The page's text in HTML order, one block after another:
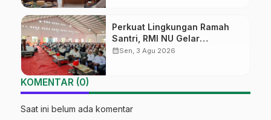
Perkuat Lingkungan Ramah
Santri, RMI NU Gelar
‘Sambang Pesantren’ di Pati
calendar_monthSen, 3 Agu 2026
KOMENTAR (0)
Saat ini belum ada komentar